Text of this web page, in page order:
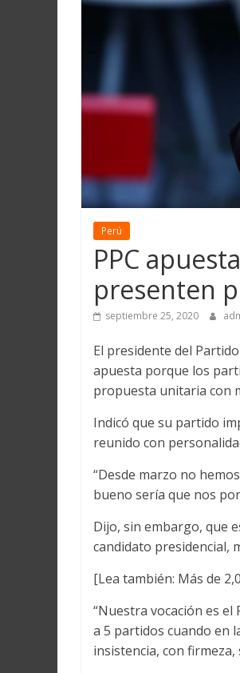
Martín
Loreto
Perú
PPC
presenten
septiembre 25, 2020
El presidente del
apuesta porque los
propuesta unitaria con
Indicó que su partido
reunido con
“Desde marzo no
bueno sería que nos
Dijo, sin embargo, que
candidato presidencial,
[Lea también: Más de
“Nuestra vocación es
a 5 partidos cuando en
insistencia, con